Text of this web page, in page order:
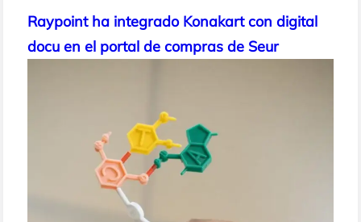
Raypoint ha integrado Konakart con digital
docu en el portal de compras de Seur